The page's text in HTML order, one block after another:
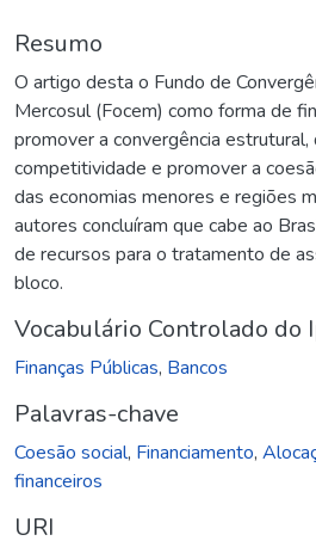
Resumo
O artigo desta o Fundo de
Mercosul (Focem) como forma de
promover a convergência
competitividade e promover a
das economias menores e regiões
autores concluíram que cabe ao
de recursos para o tratamento de
bloco.
Vocabulário Controlado do
Finanças Públicas, Bancos
Palavras-chave
Coesão social, Financiamento,
financeiros
URI